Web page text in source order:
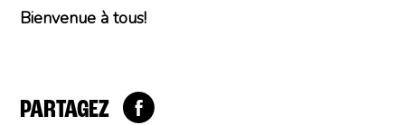
Bienvenue à tous!
PARTAGEZ